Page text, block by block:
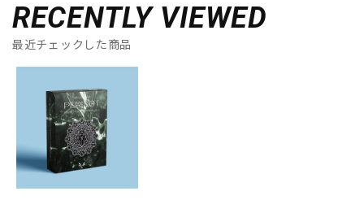
RECENTLY VIEWED
最近チェックした商品